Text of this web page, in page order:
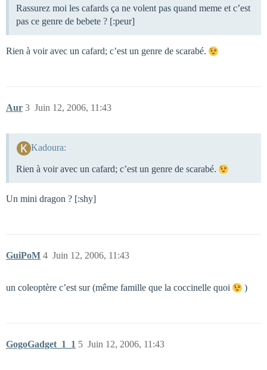
Rassurez moi les cafards ça ne volent pas quand meme et c’est
pas ce genre de bebete ? [:peur]
Rien à voir avec un cafard; c’est un genre de scarabé.
Aur Juin 12, 2006, 11:43
3
Kadoura:
Rien à voir avec un cafard; c’est un genre de scarabé.
Un mini dragon ? [:shy]
GuiPoM Juin 12, 2006, 11:43
4
un coleoptère c’est sur (même famille que la coccinelle quoi )
GogoGadget_1_1 Juin 12, 2006, 11:43
5